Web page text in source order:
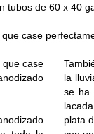
tubos de 60 x 40
case
que case
la
se ha
plata